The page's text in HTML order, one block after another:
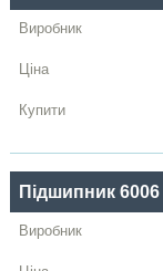
Підшипник 6006